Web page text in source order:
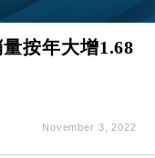
按年大增1.68
November 3, 2022